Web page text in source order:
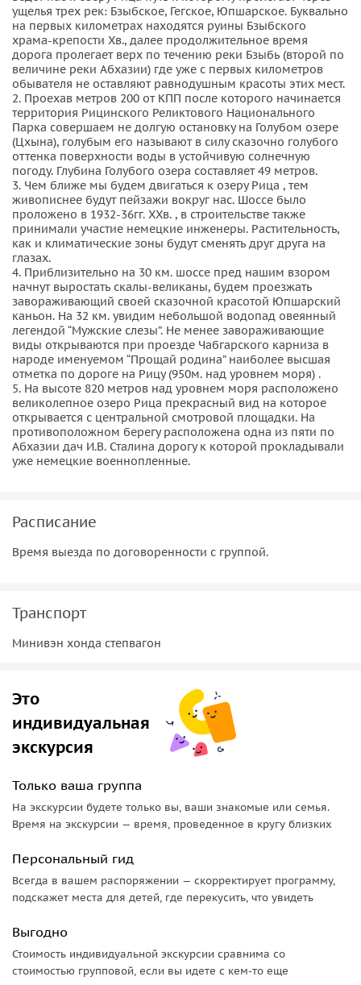
ущелья трех рек: Бзыбское, Гегское, Юпшарское. Буквально
на первых километрах находятся руины Бзыбского
храма-крепости Хв., далее продолжительное время
дорога пролегает верх по течению реки Бзыбь (второй по
величине реки Абхазии) где уже с первых километров
обывателя не оставляют равнодушным красоты этих мест.
2. Проехав метров 200 от КПП после которого начинается
территория Рицинского Реликтового Национального
Парка совершаем не долгую остановку на Голубом озере
(Цхына), голубым его называют в силу сказочно голубого
оттенка поверхности воды в устойчивую солнечную
погоду. Глубина Голубого озера составляет 49 метров.
3. Чем ближе мы будем двигаться к озеру Рица , тем
живописнее будут пейзажи вокруг нас. Шоссе было
проложено в 1932-36гг. ХХв. , в строительстве также
принимали участие немецкие инженеры. Растительность,
как и климатические зоны будут сменять друг друга на
глазах.
4. Приблизительно на 30 км. шоссе пред нашим взором
начнут выростать скалы-великаны, будем проезжать
завораживающий своей сказочной красотой Юпшарский
каньон. На 32 км. увидим небольшой водопад овеянный
легендой “Мужские слезы”. Не менее завораживающие
виды открываются при проезде Чабгарского карниза в
народе именуемом “Прощай родина” наиболее высшая
отметка по дороге на Рицу (950м. над уровнем моря) .
5. На высоте 820 метров над уровнем моря расположено
великолепное озеро Рица прекрасный вид на которое
открывается с центральной смотровой площадки. На
противоположном берегу расположена одна из пяти по
Абхазии дач И.В. Сталина дорогу к которой прокладывали
уже немецкие военнопленные.
Расписание
Время выезда по договоренности с группой.
Транспорт
Минивэн хонда степвагон
Это
индивидуальная
экскурсия
Только ваша группа
На экскурсии будете только вы, ваши знакомые или семья.
Время на экскурсии — время, проведенное в кругу близких
Персональный гид
Всегда в вашем распоряжении — скорректирует программу,
подскажет места для детей, где перекусить, что увидеть
Выгодно
Стоимость индивидуальной экскурсии сравнима со
стоимостью групповой, если вы идете с кем-то еще